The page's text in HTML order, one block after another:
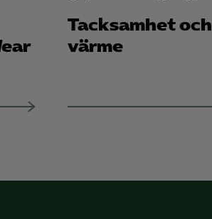
Tacksamhet och
värme